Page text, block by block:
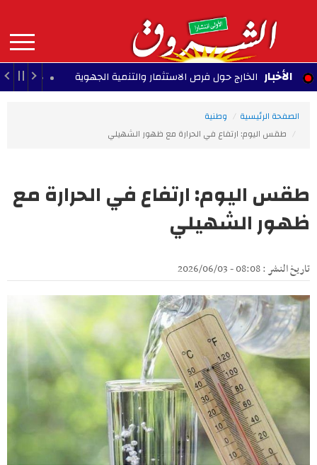
contenu
principal
MAIN
NAVIGATION الأخبار
بالخارج حول فرص الاستثمار والتنمية الجهوية 13:46 - 2026/08/06
الصفحة الرئيسية
وطنية
طقس اليوم: ارتفاع في الحرارة مع ظهور الشهيلي
طقس اليوم: ارتفاع في الحرارة مع
ظهور الشهيلي
تاريخ النشر : 08:08 - 2026/06/03